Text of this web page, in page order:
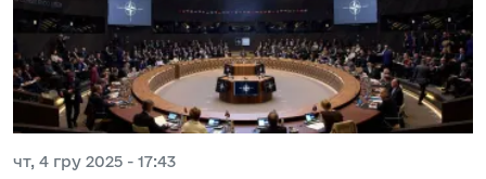
чт, 4 гру 2025 - 17:43